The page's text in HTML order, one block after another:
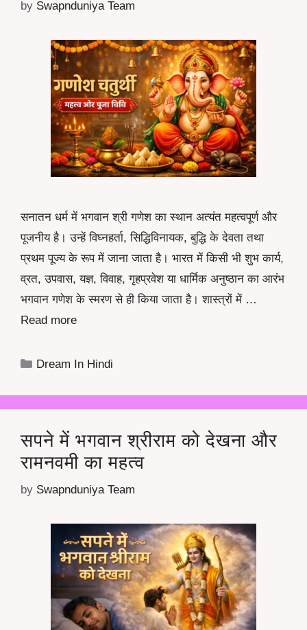
by Swapnduniya Team
सनातन धर्म में भगवान श्री गणेश का स्थान अत्यंत महत्वपूर्ण और
पूजनीय है। उन्हें विघ्नहर्ता, सिद्धिविनायक, बुद्धि के देवता तथा
प्रथम पूज्य के रूप में जाना जाता है। भारत में किसी भी शुभ कार्य,
व्रत, उपवास, यज्ञ, विवाह, गृहप्रवेश या धार्मिक अनुष्ठान का आरंभ
भगवान गणेश के स्मरण से ही किया जाता है। शास्त्रों में …
Read more
Categories
Dream In Hindi
सपने में भगवान श्रीराम को देखना और
रामनवमी का महत्व
by Swapnduniya Team